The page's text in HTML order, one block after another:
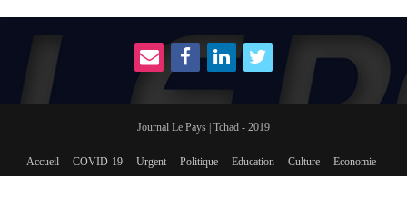
Journal Le Pays | Tchad - 2019
Accueil COVID-19 Urgent Politique Education Culture Economie